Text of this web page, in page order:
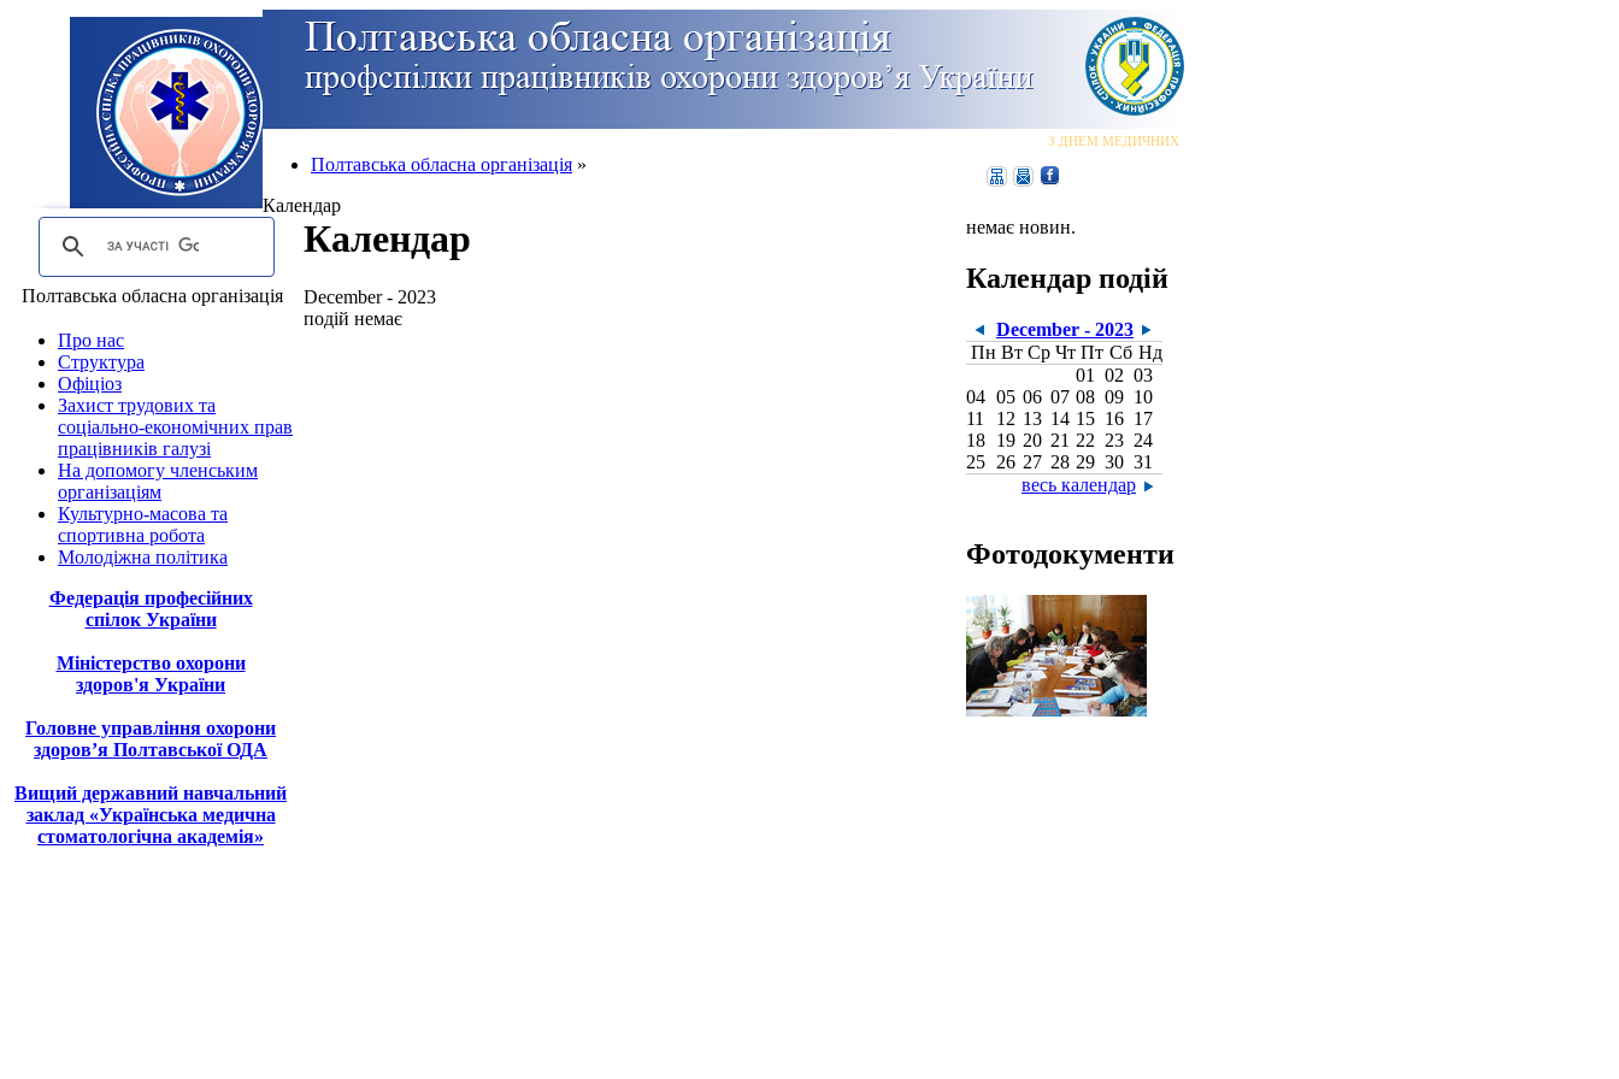
З ДНЕМ МЕДИЧНИХ ПРАЦІВНИКІВ!
Полтавська обласна організація »
Календар
Полтавська обласна організація
Про нас
Структура
Офіціоз
Захист трудових та
соціально-економічних прав
працівників галузі
На допомогу членським
організаціям
Культурно-масова та
спортивна робота
Молодіжна політика
Федерація професійних
спілок України
Міністерство охорони
здоров'я України
Головне управління охорони
здоров’я Полтавської ОДА
Вищий державний навчальний
заклад «Українська медична
стоматологічна академія»
Календар
December - 2023
подій немає
немає новин.
Календар подій
December - 2023
Пн Вт Ср Чт Пт Сб Нд
01
02 03
04 05 06 07 08 09 10
11
12 13 14 15 16 17
18 19 20 21 22 23 24
25 26 27 28 29 30 31
весь календар
Фотодокументи